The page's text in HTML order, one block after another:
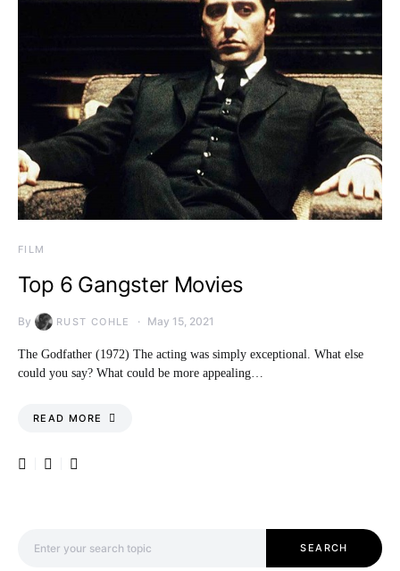
FILM
Top 6 Gangster Movies
By RUST COHLE May 15, 2021
The Godfather (1972) The acting was simply exceptional. What else
could you say? What could be more appealing…
READ MORE
SEARCH